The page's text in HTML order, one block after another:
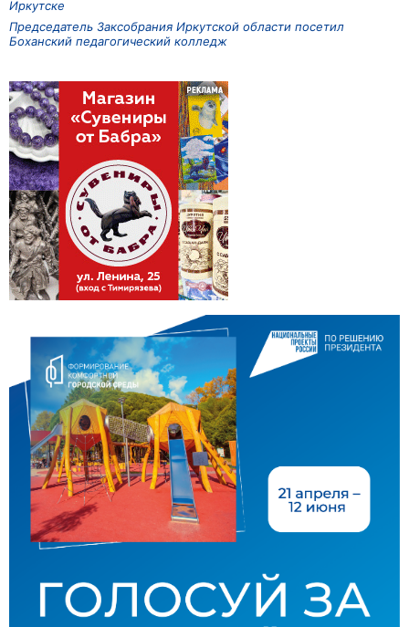
Иркутске
Председатель Заксобрания Иркутской области посетил
Боханский педагогический колледж